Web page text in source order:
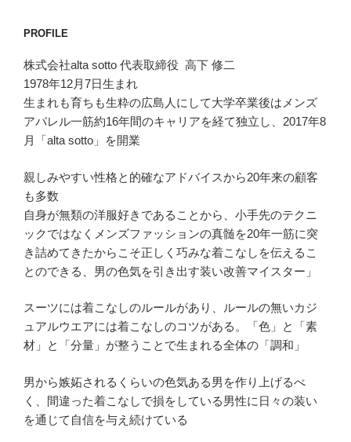
PROFILE
株式会社alta sotto 代表取締役 高下 修二
1978年12月7日生まれ
生まれも育ちも生粋の広島人にして大学卒業後はメンズ
アパレル一筋約16年間のキャリアを経て独立し、2017年8
月「alta sotto」を開業
親しみやすい性格と的確なアドバイスから20年来の顧客
も多数
自身が無類の洋服好きであることから、小手先のテクニ
ックではなくメンズファッションの真髄を20年一筋に突
き詰めてきたからこそ正しく巧みな着こなしを伝えるこ
とのできる、男の色気を引き出す装い改善マイスター」
スーツには着こなしのルールがあり、ルールの無いカジ
ュアルウエアには着こなしのコツがある。「色」と「素
材」と「分量」が整うことで生まれる全体の「調和」
男から嫉妬されるくらいの色気ある男を作り上げるべ
く、間違った着こなしで損をしている男性に日々の装い
を通じて自信を与え続けている